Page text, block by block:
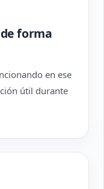
forma
en ese
útil durante